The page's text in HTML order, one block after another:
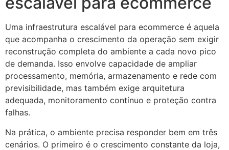
Uma infraestrutura escalável para ecommerce é aquela
que acompanha o crescimento da operação sem exigir
reconstrução completa do ambiente a cada novo pico
de demanda. Isso envolve capacidade de ampliar
processamento, memória, armazenamento e rede com
previsibilidade, mas também exige arquitetura
adequada, monitoramento contínuo e proteção contra
falhas.
Na prática, o ambiente precisa responder bem em três
cenários. O primeiro é o crescimento constante da loja,